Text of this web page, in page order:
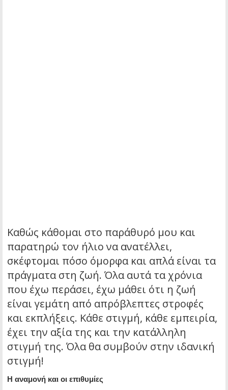
Καθώς κάθομαι στο παράθυρό μου και
παρατηρώ τον ήλιο να ανατέλλει,
σκέφτομαι πόσο όμορφα και απλά είναι τα
πράγματα στη ζωή. Όλα αυτά τα χρόνια
που έχω περάσει, έχω μάθει ότι η ζωή
είναι γεμάτη από απρόβλεπτες στροφές
και εκπλήξεις. Κάθε στιγμή, κάθε εμπειρία,
έχει την αξία της και την κατάλληλη
στιγμή της. Όλα θα συμβούν στην ιδανική
στιγμή!
Η αναμονή και οι επιθυμίες